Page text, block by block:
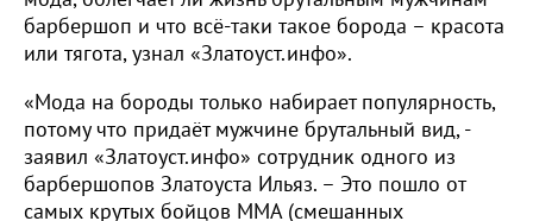
барбершоп и что всё-таки такое борода – красота
или тягота, узнал «Златоуст.инфо».
«Мода на бороды только набирает популярность,
потому что придаёт мужчине брутальный вид, -
заявил «Златоуст.инфо» сотрудник одного из
барбершопов Златоуста Ильяз. – Это пошло от
самых крутых бойцов ММА (смешанных